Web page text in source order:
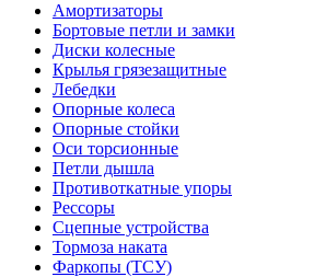
Амортизаторы
Бортовые петли и замки
Диски колесные
Крылья грязезащитные
Лебедки
Опорные колеса
Опорные стойки
Оси торсионные
Петли дышла
Противоткатные упоры
Рессоры
Сцепные устройства
Тормоза наката
Фаркопы (ТСУ)